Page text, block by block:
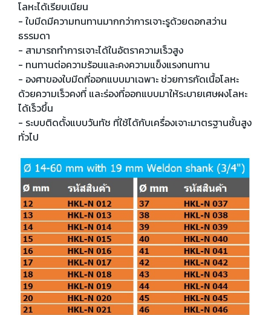
โลหะได้เรียบเนียน
- ใบมีดมีความทนทานมากกว่าการเจาะรูด้วยดอกสว่าน
ธรรมดา
- สามารถทำการเจาะได้ในอัตราความเร็วสูง
- ทนทานต่อความร้อนและคงความแข็งแรงทนทาน
- องศาของใบมีดที่ออกแบบมาเฉพาะ ช่วยการกัดเนื้อโลหะ
ด้วยความเร็วคงที่ และร่องที่ออกแบบมาให้ระบายเศษผงโลหะ
ได้เร็วขึ้น
- ระบบติดตั้งแบบวันทัช ที่ใช้ได้กับเครื่องเจาะมาตรฐานชั้นสูง
ทั่วไป